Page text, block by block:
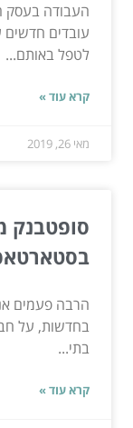
העבודה בעסק
עובדים
לטפל באותם...
קרא עוד »
מאי 26, 2019
סופטבנק
הרבה פעמים
בחדשות, על
בתי...
קרא עוד »